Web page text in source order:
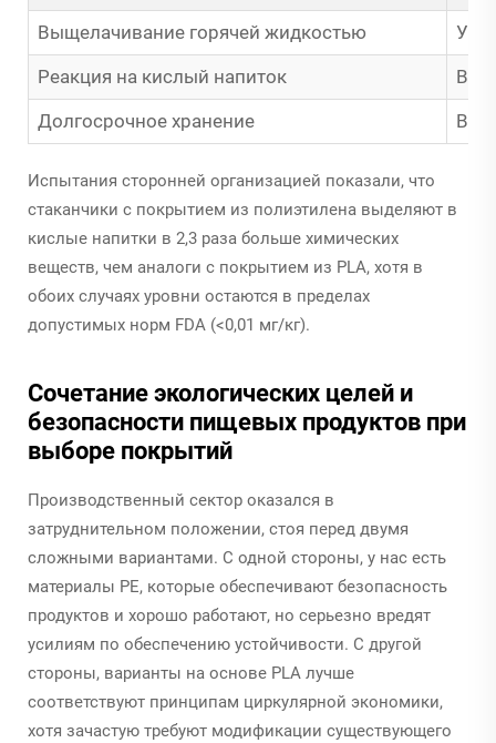
Выщелачивание горячей жидкостью
Реакция на кислый напиток
Долгосрочное хранение
Испытания сторонней организацией показали, что
стаканчики с покрытием из полиэтилена выделяют в
кислые напитки в 2,3 раза больше химических
веществ, чем аналоги с покрытием из PLA, хотя в
обоих случаях уровни остаются в пределах
допустимых норм FDA (<0,01 мг/кг).
Сочетание экологических целей и
безопасности пищевых продуктов при
выборе покрытий
Производственный сектор оказался в
затруднительном положении, стоя перед двумя
сложными вариантами. С одной стороны, у нас есть
материалы PE, которые обеспечивают безопасность
продуктов и хорошо работают, но серьезно вредят
усилиям по обеспечению устойчивости. С другой
стороны, варианты на основе PLA лучше
соответствуют принципам циркулярной экономики,
хотя зачастую требуют модификации существующего